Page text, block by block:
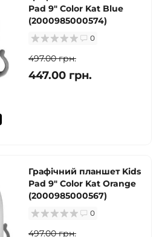
Pad 9" Color Kat Blue
(2000985000574)
0
497.00 грн.
447.00 грн.
Графічний планшет Kids
Pad 9" Color Kat Orange
(2000985000567)
0
497.00 грн.